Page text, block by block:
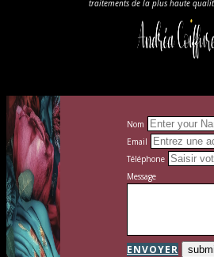
traitements de la plus haute
Nom
Email
Téléphone
Message
ENVOYER